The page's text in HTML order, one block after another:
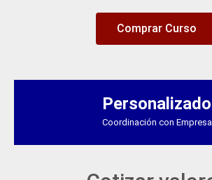
Comprar Curso
Personalizado
Coordinación con Empresa